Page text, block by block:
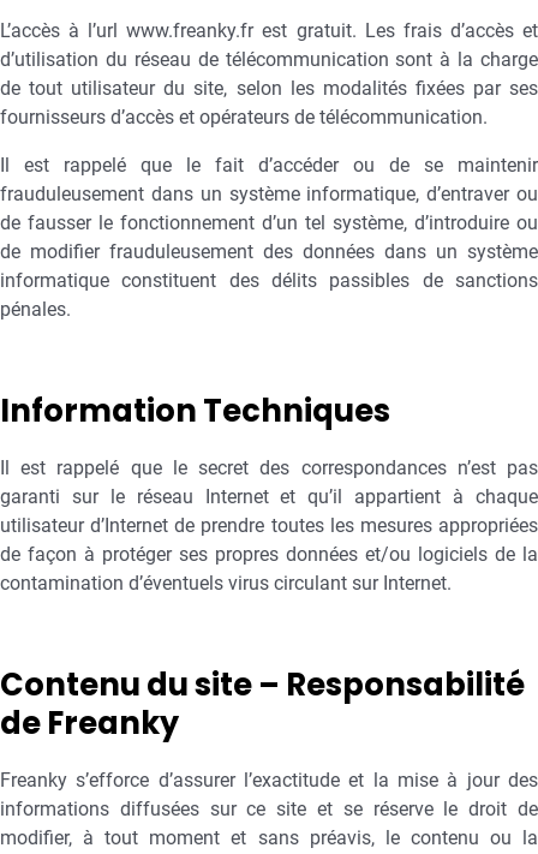
L’accès à l’url www.freanky.fr est gratuit. Les frais d’accès et
d’utilisation du réseau de télécommunication sont à la charge
de tout utilisateur du site, selon les modalités fixées par ses
fournisseurs d’accès et opérateurs de télécommunication.
Il est rappelé que le fait d’accéder ou de se maintenir
frauduleusement dans un système informatique, d’entraver ou
de fausser le fonctionnement d’un tel système, d’introduire ou
de modifier frauduleusement des données dans un système
informatique constituent des délits passibles de sanctions
pénales.
Information Techniques
Il est rappelé que le secret des correspondances n’est pas
garanti sur le réseau Internet et qu’il appartient à chaque
utilisateur d’Internet de prendre toutes les mesures appropriées
de façon à protéger ses propres données et/ou logiciels de la
contamination d’éventuels virus circulant sur Internet.
Contenu du site – Responsabilité
de Freanky
Freanky s’efforce d’assurer l’exactitude et la mise à jour des
informations diffusées sur ce site et se réserve le droit de
modifier, à tout moment et sans préavis, le contenu ou la